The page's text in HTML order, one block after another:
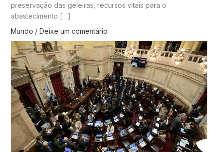
preservação das geleiras, recursos vitais para o
abastecimento […]
Mundo / Deixe um comentário